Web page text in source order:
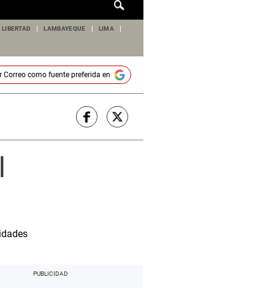
de
LIBERTAD LAMBAYEQUE LIMA
Correocomo fuente preferida en